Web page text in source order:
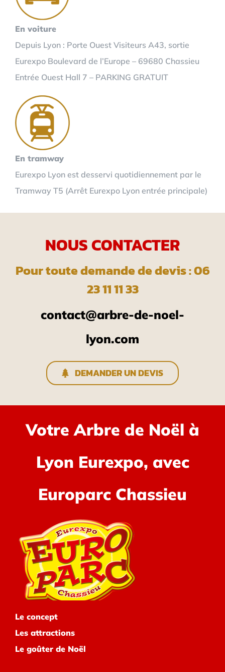
En voiture
Depuis Lyon : Porte Ouest Visiteurs A43, sortie
Eurexpo Boulevard de l’Europe – 69680 Chassieu
Entrée Ouest Hall 7 – PARKING GRATUIT
En tramway
Eurexpo Lyon est desservi quotidiennement par le
Tramway T5 (Arrêt Eurexpo Lyon entrée principale)
NOUS CONTACTER
Pour toute demande de devis : 06
23 11 11 33
contact@arbre-de-noel-
lyon.com
DEMANDER UN DEVIS
Votre Arbre de Noël à
Lyon Eurexpo, avec
Europarc Chassieu
Le concept
Les attractions
Le goûter de Noël